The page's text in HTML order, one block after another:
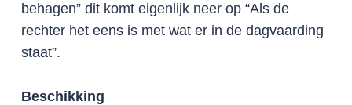
behagen” dit komt eigenlijk neer op “Als de
rechter het eens is met wat er in de dagvaarding
staat”.
Beschikking